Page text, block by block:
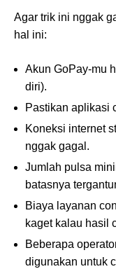
Agar trik ini nggak
hal ini:
Akun GoPay-mu
diri).
Pastikan aplikasi
Koneksi internet
nggak gagal.
Jumlah pulsa
batasnya
Biaya layanan
kaget kalau hasil
Beberapa
digunakan untuk